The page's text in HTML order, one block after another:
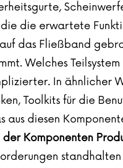
die erwartete
das Fließband
Welches
In ähnlicher
Toolkits für die
aus diesen
Komponenten
standhalten